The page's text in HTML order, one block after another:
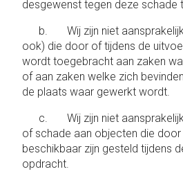
desgewenst tegen deze schade
b. Wij zijn niet aansprakelijk
ook) die door of tijdens de
wordt toegebracht aan zaken
of aan zaken welke zich
de plaats waar gewerkt wordt.
c. Wij zijn niet aansprakelijk
of schade aan objecten die
beschikbaar zijn gesteld tijdens
opdracht.